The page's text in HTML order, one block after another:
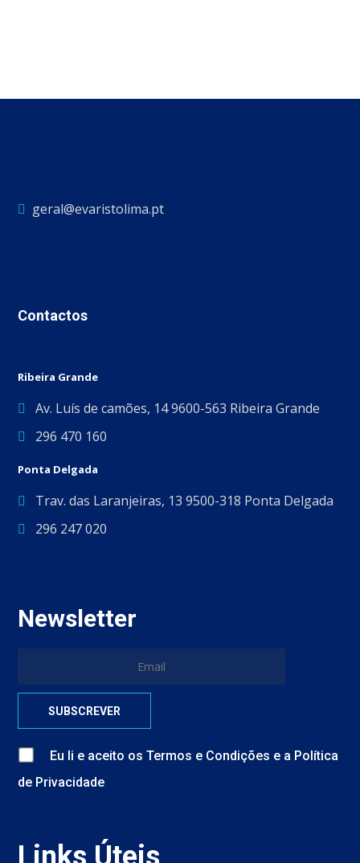
geral@evaristolima.pt
Contactos
Ribeira Grande
Av. Luís de camões, 14 9600-563 Ribeira Grande
296 470 160
Ponta Delgada
Trav. das Laranjeiras, 13 9500-318 Ponta Delgada
296 247 020
Newsletter
Eu li e aceito osTermos e Condições e a Política
de Privacidade